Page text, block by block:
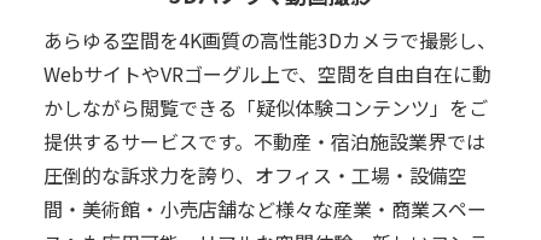
あらゆる空間を4K画質の高性能3Dカメラで撮影し、
WebサイトやVRゴーグル上で、空間を自由自在に動
かしながら閲覧できる「疑似体験コンテンツ」をご
提供するサービスです。不動産・宿泊施設業界では
圧倒的な訴求力を誇り、オフィス・工場・設備空
間・美術館・小売店舗など様々な産業・商業スペー